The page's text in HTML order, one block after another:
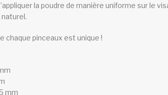
la poudre de manière uniforme sur le
chaque pinceaux est unique !
mm